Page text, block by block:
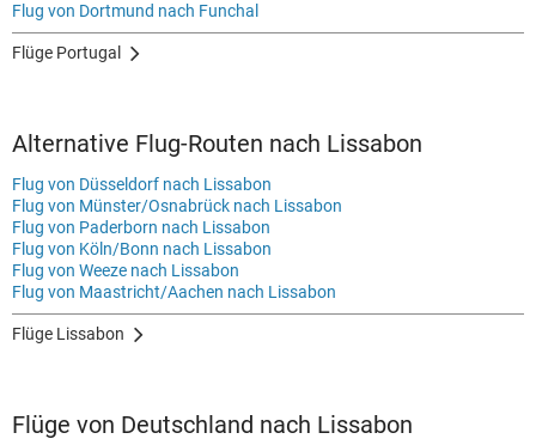
Flug von Dortmund nach Funchal
Flüge Portugal
Alternative Flug-Routen nach Lissabon
Flug von Düsseldorf nach Lissabon
Flug von Münster/Osnabrück nach Lissabon
Flug von Paderborn nach Lissabon
Flug von Köln/Bonn nach Lissabon
Flug von Weeze nach Lissabon
Flug von Maastricht/Aachen nach Lissabon
Flüge Lissabon
Flüge von Deutschland nach Lissabon